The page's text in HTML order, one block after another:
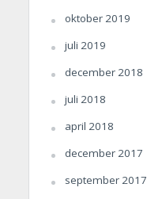
oktober 2019
juli 2019
december 2018
juli 2018
april 2018
december 2017
september 2017